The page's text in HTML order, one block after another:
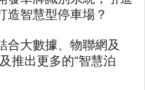
造智慧型停車場？
合大數據、物聯網及
推出更多的“智慧泊